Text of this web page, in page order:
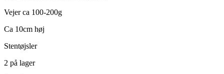
Vejer ca 100-200g
Ca 10cm høj
Stentøjsler
2 på lager